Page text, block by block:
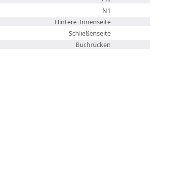
N1
Hintere_Innenseite
Schließenseite
Buchrücken